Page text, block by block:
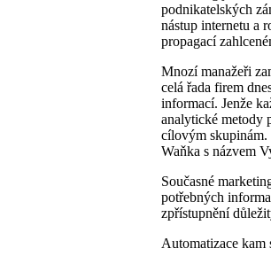
podnikatelských
nástup internetu a
propagací
Mnozí manažeři
celá řada firem
informací. Jenže
analytické metody
cílovým skupinám.
Waňka s názvem
Současné
potřebných
zpřístupnění
Automatizace kam